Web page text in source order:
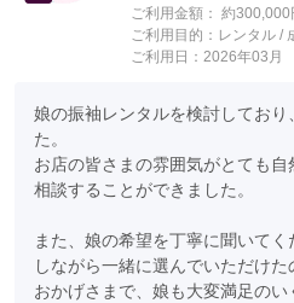
ご利用金額： 約300,000
ご利用目的： レンタル /
ご利用日：2026年03月
娘の振袖レンタルを検討してお
た。
お店の皆さまの雰囲気がとても
相談することができました。
また、娘の希望を丁寧に聞いて
しながら一緒に選んでいただけた
おかげさまで、娘も大変満足のい